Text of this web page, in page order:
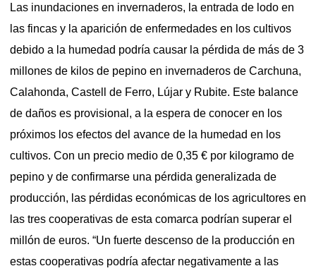
Las inundaciones en invernaderos, la entrada de lodo en
las fincas y la aparición de enfermedades en los cultivos
debido a la humedad podría causar la pérdida de más de 3
millones de kilos de pepino en invernaderos de Carchuna,
Calahonda, Castell de Ferro, Lújar y Rubite. Este balance
de daños es provisional, a la espera de conocer en los
próximos los efectos del avance de la humedad en los
cultivos. Con un precio medio de 0,35 € por kilogramo de
pepino y de confirmarse una pérdida generalizada de
producción, las pérdidas económicas de los agricultores en
las tres cooperativas de esta comarca podrían superar el
millón de euros. “Un fuerte descenso de la producción en
estas cooperativas podría afectar negativamente a las